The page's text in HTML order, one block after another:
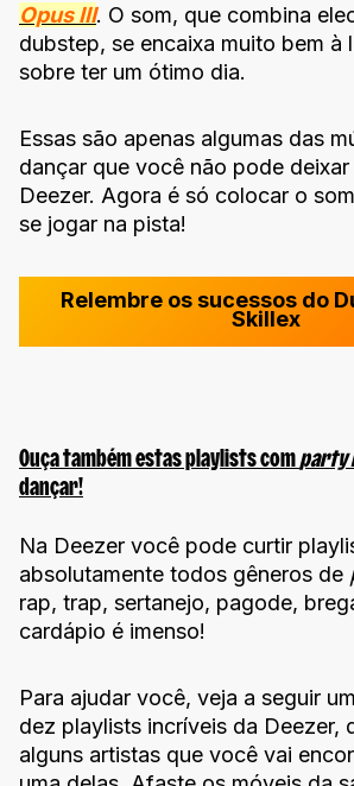
Opus III. O som, que combina
dubstep, se encaixa muito bem à
sobre ter um ótimo dia.
Essas são apenas algumas das
dançar que você não pode
Deezer. Agora é só colocar o
se jogar na pista!
Relembre os sucessos do
Skillex
Ouça também estas playlists comparty
dançar!
Na Deezer você pode curtir
absolutamente todos gêneros de
rap, trap, sertanejo, pagode,
cardápio é imenso!
Para ajudar você, veja a seguir
dez playlists incríveis da Deezer,
alguns artistas que você vai